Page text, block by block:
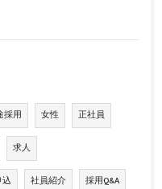
採用 女性 正社員
求人
社員紹介 採用Q&A